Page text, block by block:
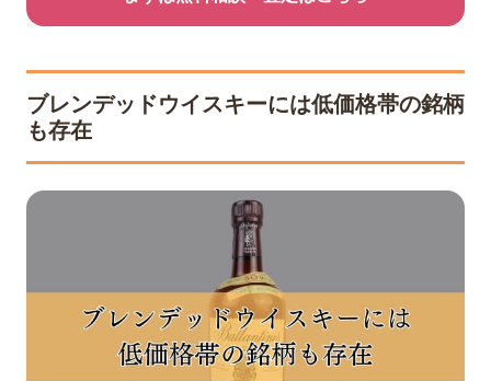
ブレンデッドウイスキーには低価格帯の銘柄
も存在